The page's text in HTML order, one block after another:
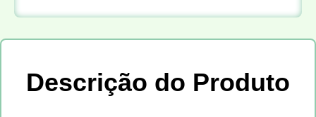
Descrição do Produto